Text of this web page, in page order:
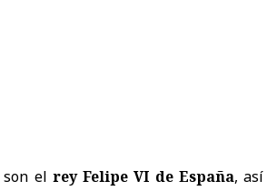
el rey Felipe VI de España, así